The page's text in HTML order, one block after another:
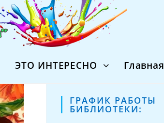
ЭТО ИНТЕРЕСНО Главная
ГРАФИК РАБОТЫ
БИБЛИОТЕКИ: